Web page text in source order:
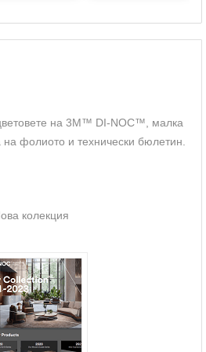
на 3M™ DI-NOC™, малка
фолиото и технически бюлетин.
колекция